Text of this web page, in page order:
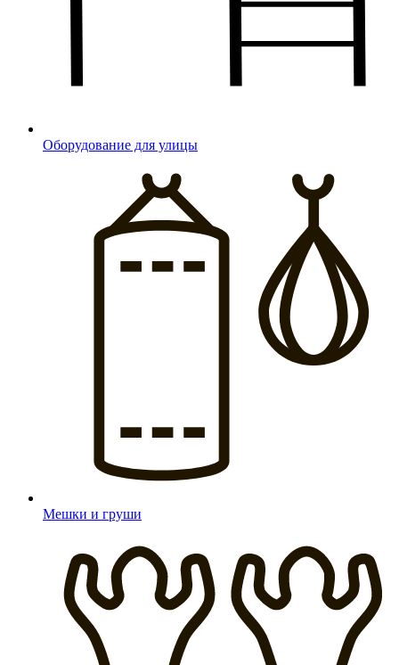
Оборудование для улицы
Мешки и груши